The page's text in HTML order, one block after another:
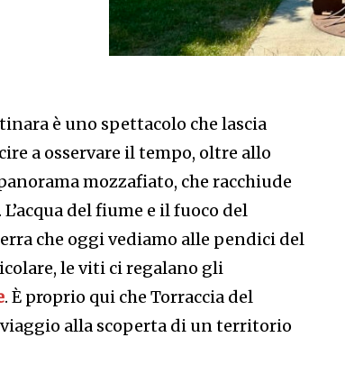
è uno spettacolo che lascia
a osservare il tempo, oltre allo
mozzafiato, che racchiude
del fiume e il fuoco del
che oggi vediamo alle pendici del
le viti ci regalano gli
. È proprio qui che Torraccia del
alla scoperta di un territorio